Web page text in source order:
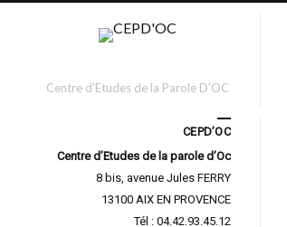
Centre d'Etudes de la Parole D'OC
CEPD’OC
Centre d’Etudes de la parole d’Oc
8 bis, avenue Jules FERRY
13100 AIX EN PROVENCE
Tél : 04.42.93.45.12